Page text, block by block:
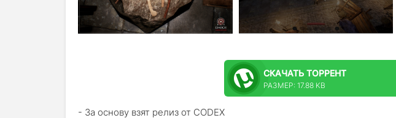
СКАЧАТЬ ТОРРЕНТ
РАЗМЕР: 17.88 KB
- За основу взят релиз от CODEX